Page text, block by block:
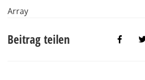
Array
Beitrag teilen